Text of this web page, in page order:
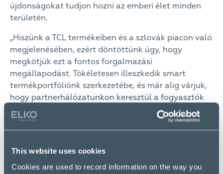
This website uses cookies
Cookies are used to record information on the way you
újdonságokat tudjon hozni az emberi élet minden
területén.
„Hiszünk a TCL termékeiben és a szlovák piacon való
megjelenésében, ezért döntöttünk úgy, hogy
megkötjük ezt a fontos forgalmazási
megállapodást. Tökéletesen illeszkedik smart
termékportfóliónk szerkezetébe, és már alig várjuk,
hogy partnerhálózatunkon keresztül a fogyasztók
széles köréhez eljuttathassuk.”
Rudolf Koubek,
WESTech cég üzleti igazgatója
hozzáférhetnek a legújabb okostelefonokat,
táblagépeket, hordozható eszközöket, audio